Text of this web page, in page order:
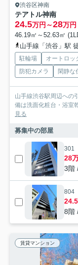
渋谷区神南
テアトル神南
24.5万円～28万円
46.19㎡～52.63㎡
山手線「渋谷」駅
駐輪場 オートロッ
防犯カメラ
閑静な
山手線渋谷駅周辺への
備は洗面化粧台・浴室
見る
募集中の部屋
301
28
3階
804
8階
賃貸マンション